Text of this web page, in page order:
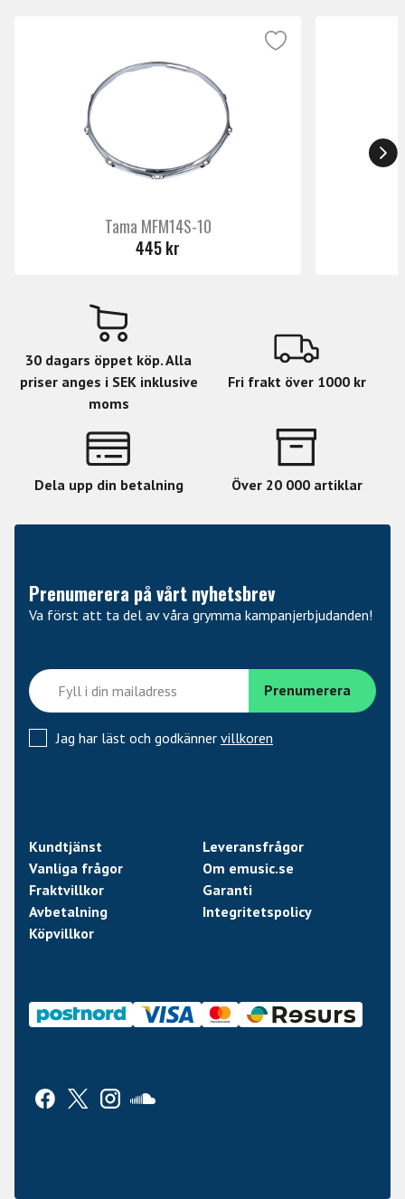
Tama MFM14S-10
445 kr
30 dagars öppet köp. Alla
priser anges i SEK inklusive
moms
Fri frakt över 1000 kr
Dela upp din betalning Över 20 000 artiklar
Prenumerera på vårt nyhetsbrev
Va först att ta del av våra grymma kampanjerbjudanden!
Jag har läst och godkänner villkoren
Kundtjänst
Leveransfrågor
Vanliga frågor
Om emusic.se
Fraktvillkor
Garanti
Avbetalning
Integritetspolicy
Köpvillkor